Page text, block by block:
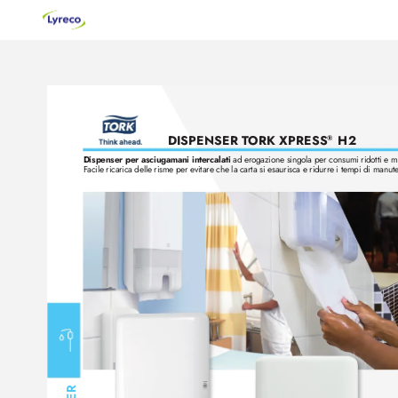
DISPENSER TORK XPRESS® H2
Dispenser per asciugamani intercalati ad erogazione singola per consumi ridotti e
Facile ricarica delle risme per evitare che la carta si esaurisca e ridurre i tempi di